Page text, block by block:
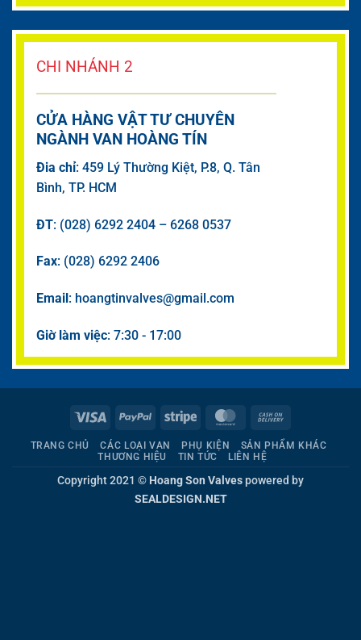
CHI NHÁNH 2
CỬA HÀNG VẬT TƯ CHUYÊN
NGÀNH VAN HOÀNG TÍN
Đia chỉ: 459 Lý Thường Kiệt, P.8, Q. Tân
Bình, TP. HCM
ĐT: (028) 6292 2404 – 6268 0537
Fax: (028) 6292 2406
Email : hoangtinvalves@gmail.com
Giờ làm việc: 7:30 - 17:00
Visa PayPal Stripe MasterCard
Delivery
TRANG CHỦ CÁC LOẠI VAN PHỤ KIỆN
SẢN PHẨM KHÁC
THƯƠNG HIỆU
TIN TỨC LIÊN HỆ
Copyright 2021 © Hoang Son Valvespowered by
SEALDESIGN.NET